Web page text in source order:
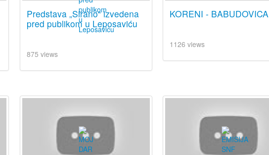
Predstava „Sirano“ izvedena
pred publikom u Leposaviću
875 views
KORENI - BABUDOVICA
1126 views